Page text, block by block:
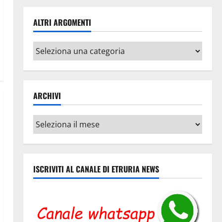
ALTRI ARGOMENTI
Altri
argomenti
ARCHIVI
Archivi
ISCRIVITI AL CANALE DI ETRURIA NEWS